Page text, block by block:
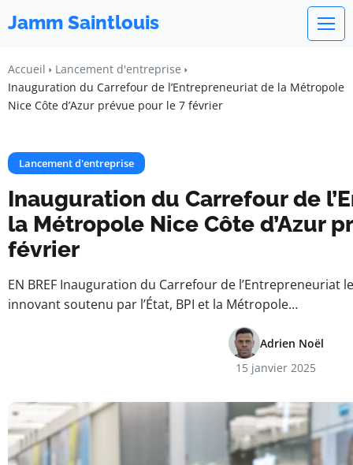
Jamm Saintlouis
Accueil
Lancement d'entreprise
Inauguration du Carrefour de l’Entrepreneuriat de la Métropole
Nice Côte d’Azur prévue pour le 7 février
Lancement d'entreprise
Inauguration du Carrefour de
la Métropole Nice Côte d’Azur
février
EN BREF Inauguration du Carrefour de l’Entrepreneuriat
innovant soutenu par l’État, BPI et la Métropole…
Adrien Noël
15 janvier 2025